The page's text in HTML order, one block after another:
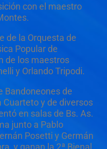
con el maestro
de la Orquesta de
Popular de
de los maestros
y Orlando Tripodi.
Bandoneones de
Cuarteto y de diversos
en salas de Bs. As.
junto a Pablo
Posetti y Germán
y ganan la 2ª Bienal